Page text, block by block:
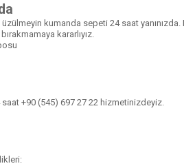
üzülmeyin kumanda sepeti 24 saat
kararlıyız.
saat +90 (545) 697 27 22 hizmetinizdeyiz.